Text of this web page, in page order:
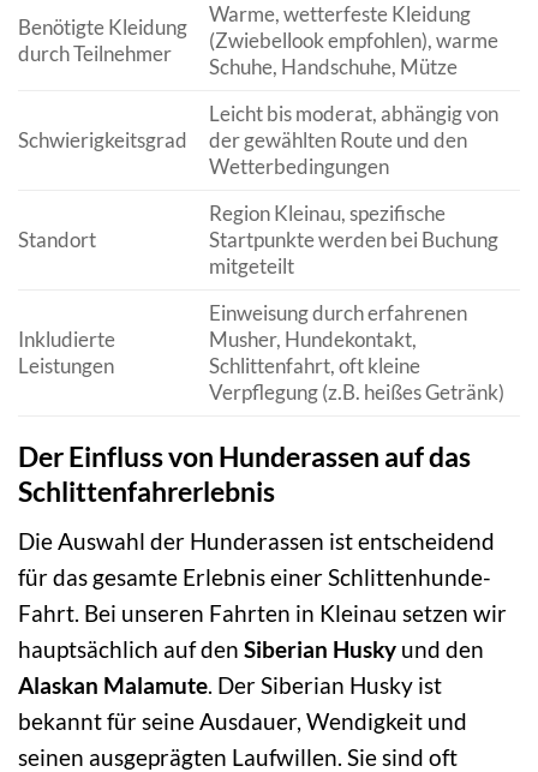
Benötigte Kleidung
durch Teilnehmer
Warme, wetterfeste Kleidung
(Zwiebellook empfohlen), warme
Schuhe, Handschuhe, Mütze
Schwierigkeitsgrad
Leicht bis moderat, abhängig von
der gewählten Route und den
Wetterbedingungen
Standort
Region Kleinau, spezifische
Startpunkte werden bei Buchung
mitgeteilt
Inkludierte
Leistungen
Einweisung durch erfahrenen
Musher, Hundekontakt,
Schlittenfahrt, oft kleine
Verpflegung (z.B. heißes Getränk)
Der Einfluss von Hunderassen auf das
Schlittenfahrerlebnis
Die Auswahl der Hunderassen ist entscheidend
für das gesamte Erlebnis einer Schlittenhunde-
Fahrt. Bei unseren Fahrten in Kleinau setzen wir
hauptsächlich auf den Siberian Husky und den
Alaskan Malamute. Der Siberian Husky ist
bekannt für seine Ausdauer, Wendigkeit und
seinen ausgeprägten Laufwillen. Sie sind oft